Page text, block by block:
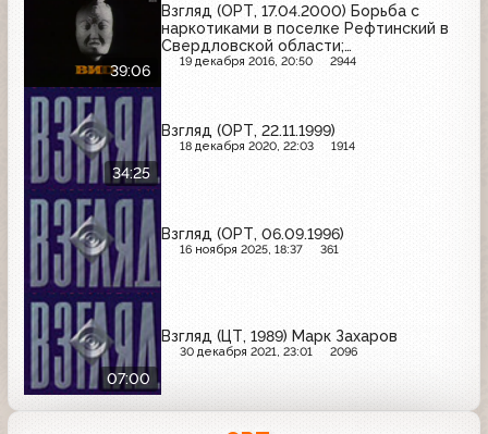
39:06
Взгляд (ОРТ, 17.04.2000) Борьба с
наркотиками в поселке Рефтинский в
Свердловской области;
благотворительная акция в Рыбинском
19 декабря 2016, 20:50 2944
34:25
Взгляд (ОРТ, 22.11.1999)
18 декабря 2020, 22:03 1914
Взгляд (ОРТ, 06.09.1996)
16 ноября 2025, 18:37 361
07:00
Взгляд (ЦТ, 1989) Марк Захаров
30 декабря 2021, 23:01 2096